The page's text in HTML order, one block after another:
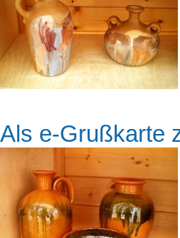
Als e-Grußkarte